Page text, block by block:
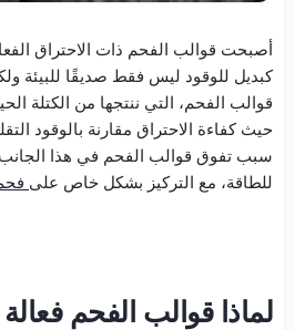
أصبحت قوالب الفحم ذات الاحتراق
كبديل للوقود ليس فقط صديقًا للبيئة
قوالب الفحم، التي ننتجها من الكتلة
حيث كفاءة الاحتراق مقارنة بالوقود
سبب تفوق قوالب الفحم في هذا الجانب
للطاقة، مع التركيز بشكل خاص على
لماذا قوالب الفحم